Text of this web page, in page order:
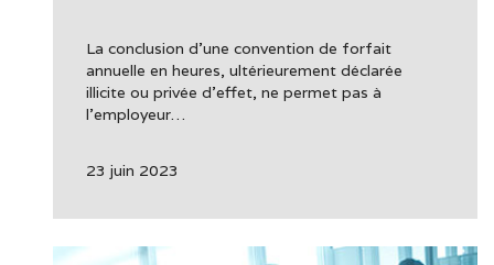
La conclusion d’une convention de forfait
annuelle en heures, ultérieurement déclarée
illicite ou privée d’effet, ne permet pas à
l’employeur…
23 juin 2023